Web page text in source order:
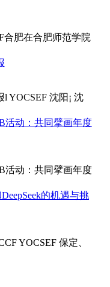
合肥在合肥师范学院
l YOCSEF 沈阳¡ 沈
活动：共同擘画年度
活动：共同擘画年度
的机遇与挑
YOCSEF 保定、